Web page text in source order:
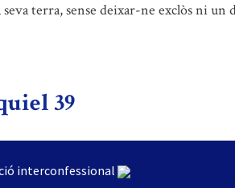
terra, sense deixar-ne exclòs ni un
39
interconfessional